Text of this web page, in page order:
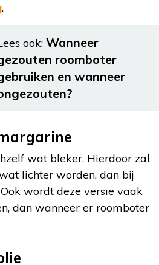
.
ook: Wanneer
roomboter
en wanneer
wat bleker. Hierdoor zal
lichter worden, dan bij
wordt deze versie vaak
dan wanneer er roomboter